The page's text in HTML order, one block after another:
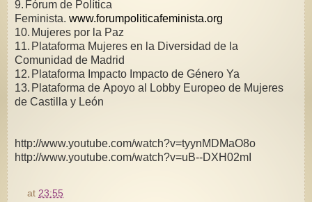
9. Fórum de Política
Feminista. www.forumpoliticafeminista.org
10. Mujeres por la Paz
11. Plataforma Mujeres en la Diversidad de la
Comunidad de Madrid
12. Plataforma Impacto Impacto de Género Ya
13. Plataforma de Apoyo al Lobby Europeo de Mujeres
de Castilla y León
http://www.youtube.com/watch?v=tyynMDMaO8o
http://www.youtube.com/watch?v=uB--DXH02mI
at 23:55